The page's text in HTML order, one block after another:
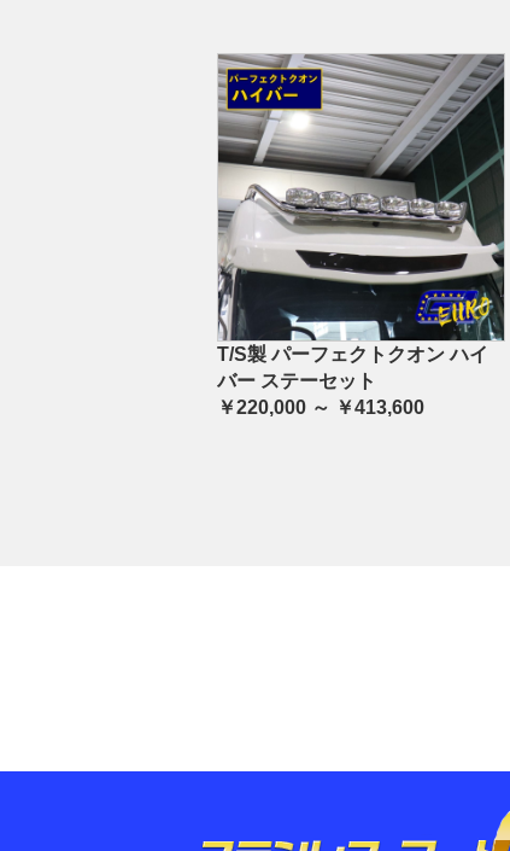
T/S製 パーフェクトクオン ハイ
バー ステーセット
￥220,000 ～ ￥413,600